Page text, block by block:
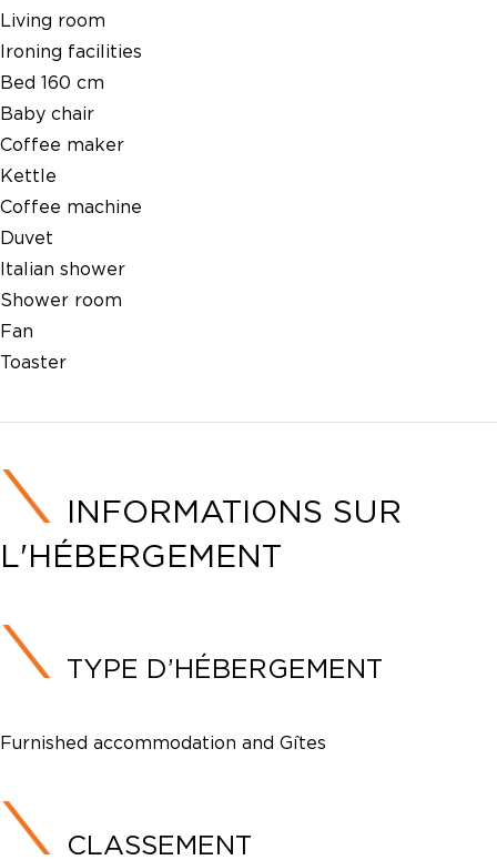
Living room
Ironing facilities
Bed 160 cm
Baby chair
Coffee maker
Kettle
Coffee machine
Duvet
Italian shower
Shower room
Fan
Toaster
INFORMATIONS SUR
L'HÉBERGEMENT
TYPE D’HÉBERGEMENT
Furnished accommodation and Gîtes
CLASSEMENT